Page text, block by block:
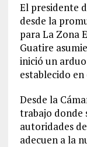
El presidente
desde la
para La Zona
Guatire
inició un
establecido
Desde la
trabajo donde
autoridades
adecuen a la